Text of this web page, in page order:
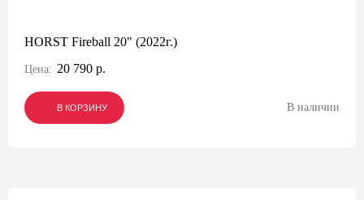
HORST Fireball 20" (2022г.)
Цена: 20 790 р.
В КОРЗИНУ
В КОРЗИНУ
В КОРЗИНУ В наличии